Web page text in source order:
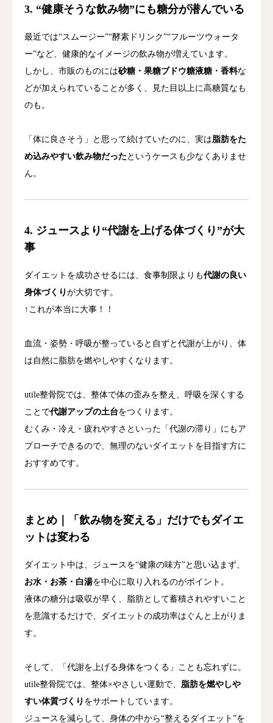
3. “健康そうな飲み物”にも糖分が潜んでいる
最近では“スムージー”“酵素ドリンク”“フルーツウォータ
ー”など、健康的なイメージの飲み物が増えています。
しかし、市販のものには砂糖・果糖ブドウ糖液糖・香料な
どが加えられていることが多く、見た目以上に高糖質なも
のも。
「体に良さそう」と思って続けていたのに、実は脂肪をた
め込みやすい飲み物だった というケースも少なくありませ
ん。
4. ジュースより“代謝を上げる体づくり”が大
事
ダイエットを成功させるには、食事制限よりも代謝の良い
身体づくり が大切です。
↑これが本当に大事！！
血流・姿勢・呼吸が整っていると自ずと代謝が上がり、体
は自然に脂肪を燃やしやすくなります。
utile整骨院では、整体で体の歪みを整え、呼吸を深くする
ことで代謝アップの土台をつくります。
むくみ・冷え・疲れやすさといった「代謝の滞り」にもア
プローチできるので、無理のないダイエットを目指す方に
おすすめです。
まとめ｜「飲み物を変える」だけでもダイエ
ットは変わる
ダイエット中は、ジュースを“健康の味方”と思い込まず、
お水・お茶・白湯を中心に取り入れるのがポイント。
液体の糖分は吸収が早く、脂肪として蓄積されやすいこと
を意識するだけで、ダイエットの成功率はぐんと上がりま
す。
そして、「代謝を上げる身体をつくる」ことも忘れずに。
utile整骨院では、整体×やさしい運動で、 脂肪を燃やしや
すい体質づくり をサポートしています。
ジュースを減らして、身体の中から“整えるダイエット”を